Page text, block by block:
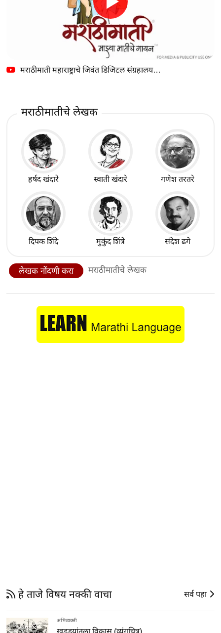
मराठीमाती महाराष्ट्राचे जिवंत डिजिटल संग्रहालय…
मराठीमातीचे लेखक
हर्षद खंदारे स्वाती खंदारे गणेश तरतरे
दिपक शिंदे मुकुंद शिंत्रे संदेश ढगे
लेखक नोंदणी करा मराठीमातीचे लेखक
हे ताजे विषय नक्की वाचा सर्व पहा
अभिव्यक्ती